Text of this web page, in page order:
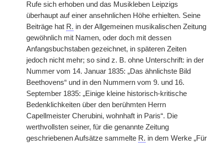
Rufe sich erhoben und das Musikleben Leipzigs
überhaupt auf einer ansehnlichen Höhe erhielten. Seine
Beiträge hat R. in der Allgemeinen musikalischen Zeitung
gewöhnlich mit Namen, oder doch mit dessen
Anfangsbuchstaben gezeichnet, in späteren Zeiten
jedoch nicht mehr; so sind z. B. ohne Unterschrift: in der
Nummer vom 14. Januar 1835: „Das ähnlichste Bild
Beethovens“ und in den Nummern vom 9. und 16.
September 1835: „Einige kleine historisch-kritische
Bedenklichkeiten über den berühmten Herrn
Capellmeister Cherubini, wohnhaft in Paris“. Die
werthvollsten seiner, für die genannte Zeitung
geschriebenen Aufsätze sammelte R. in dem Werke „Für